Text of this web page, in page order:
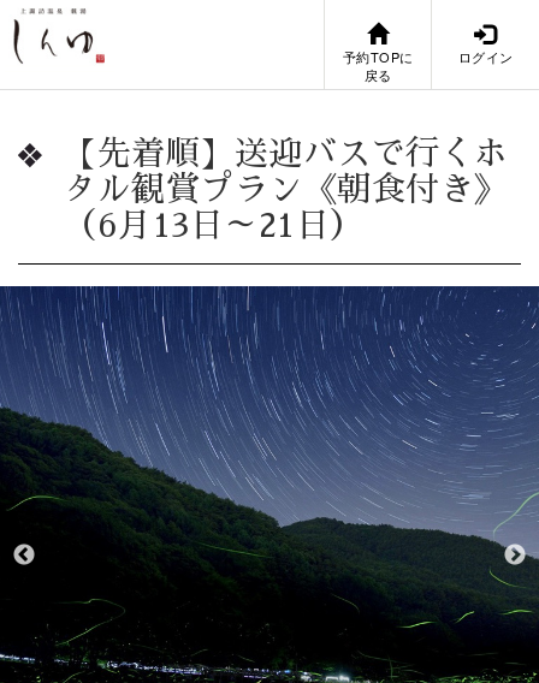
予約TOPに
戻る
ログイン
【先着順】送迎バスで行くホ
タル観賞プラン《朝食付き》
（6月13日～21日）